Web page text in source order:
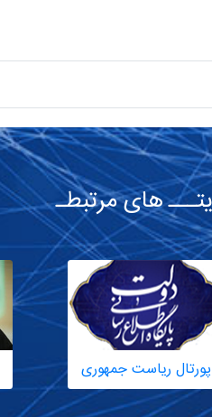
های مرتبطـ
پورتال ریاست جمهوری